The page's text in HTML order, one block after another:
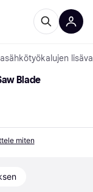
Blade
miten